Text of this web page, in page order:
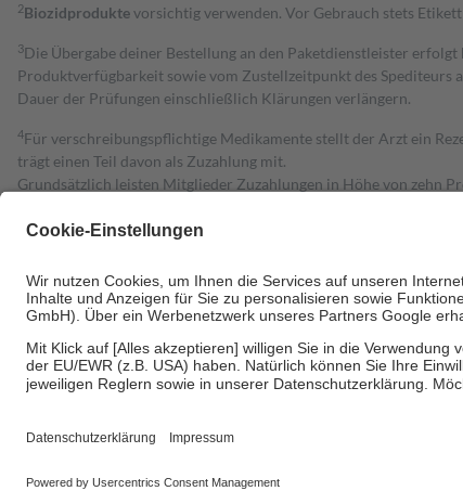
2Biozidproduktevorsichtig verwenden. Vor Gebrauch stets
3Die Übergabe deiner Bestellung an den Paketdienstleister
Produktverfügbarkeit sowie vom Zustellzeitpunkt des
Dauer der Prüfungen einschließlich Klärungen verlängern.
4Für verschreibungspflichtige Medikamente stellt der Arzt ein
trägt einen Teil davon als Zuzahlung mit.
Grundsätzlich leisten Mitglieder Zuzahlungen in Höhe von zehn
Diese Regeln gelten grundsätzlich auch für Online-Apotheken.
Um das Engagement der Versicherten für ihre eigene
• Kindern und Jugendlichen bis zum vollendeten 18. Lebensjahr
• Untersuchungen zur Vorsorge und Früherkennung, die von der
• empfohlenen Schutzimpfungen
• Harn- und Blutteststreifen
Informationen findest du hier: https://help.etrusted.com/hc/de/